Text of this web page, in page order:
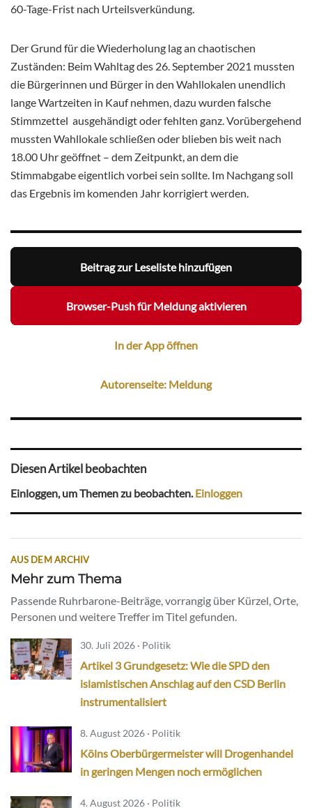
60-Tage-Frist nach Urteilsverkündung.
Der Grund für die Wiederholung lag an chaotischen
Zuständen: Beim Wahltag des 26. September 2021 mussten
die Bürgerinnen und Bürger in den Wahllokalen unendlich
lange Wartzeiten in Kauf nehmen, dazu wurden falsche
Stimmzettel ausgehändigt oder fehlten ganz. Vorübergehend
mussten Wahllokale schließen oder blieben bis weit nach
18.00 Uhr geöffnet – dem Zeitpunkt, an dem die
Stimmabgabe eigentlich vorbei sein sollte. Im Nachgang soll
das Ergebnis im komenden Jahr korrigiert werden.
Beitrag zur Leseliste hinzufügen
Browser-Push für Meldung aktivieren
In der App öffnen
Autorenseite: Meldung
Diesen Artikel beobachten
Einloggen, um Themen zu beobachten.Einloggen
AUS DEM ARCHIV
Mehr zum Thema
Passende Ruhrbarone-Beiträge, vorrangig über Kürzel, Orte,
Personen und weitere Treffer im Titel gefunden.
30. Juli 2026 · Politik
Artikel 3 Grundgesetz: Wie die SPD den
islamistischen Anschlag auf den CSD Berlin
instrumentalisiert
8. August 2026 · Politik
Kölns Oberbürgermeister will Drogenhandel
in geringen Mengen noch ermöglichen
4. August 2026 · Politik